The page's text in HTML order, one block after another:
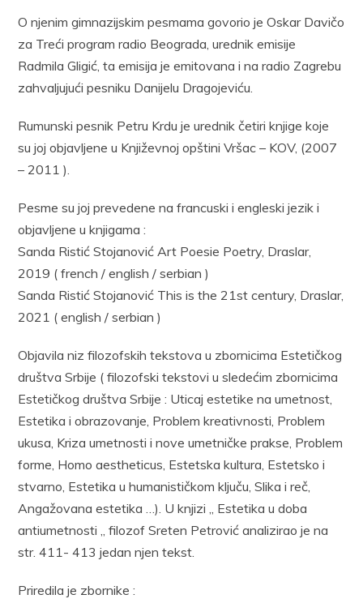
O njenim gimnazijskim pesmama govorio je Oskar Davičo
za Treći program radio Beograda, urednik emisije
Radmila Gligić, ta emisija je emitovana i na radio Zagrebu
zahvaljujući pesniku Danijelu Dragojeviću.
Rumunski pesnik Petru Krdu je urednik četiri knjige koje
su joj objavljene u Književnoj opštini Vršac – KOV, (2007
– 2011 ).
Pesme su joj prevedene na francuski i engleski jezik i
objavljene u knjigama :
Sanda Ristić Stojanović Art Poesie Poetry, Draslar,
2019 ( french / english / serbian )
Sanda Ristić Stojanović This is the 21st century, Draslar,
2021 ( english / serbian )
Objavila niz filozofskih tekstova u zbornicima Estetičkog
društva Srbije ( filozofski tekstovi u sledećim zbornicima
Estetičkog društva Srbije : Uticaj estetike na umetnost,
Estetika i obrazovanje, Problem kreativnosti, Problem
ukusa, Kriza umetnosti i nove umetničke prakse, Problem
forme, Homo aestheticus, Estetska kultura, Estetsko i
stvarno, Estetika u humanističkom ključu, Slika i reč,
Angažovana estetika …). U knjizi „ Estetika u doba
antiumetnosti „ filozof Sreten Petrović analizirao je na
str. 411- 413 jedan njen tekst.
Priredila je zbornike :